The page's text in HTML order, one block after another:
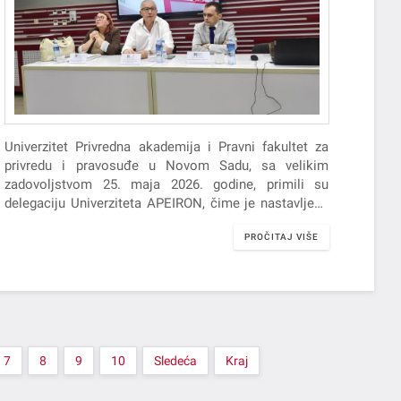
Univerzitet Privredna akademija i Pravni fakultet za
privredu i pravosuđe u Novom Sadu, sa velikim
zadovoljstvom 25. maja 2026. godine, primili su
delegaciju Univerziteta APEIRON, čime je nastavljena
PROČITAJ VIŠE
7 8 9 10 Sledeća Kraj